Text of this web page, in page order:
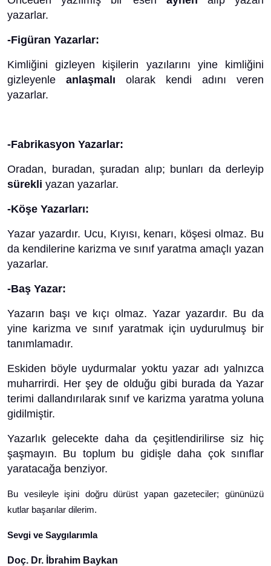
yazarlar.
-Figüran Yazarlar:
Kimliğini gizleyen kişilerin yazılarını yine kimliğini
gizleyenle anlaşmalı olarak kendi adını veren
yazarlar.
-Fabrikasyon Yazarlar:
Oradan, buradan, şuradan alıp; bunları da derleyip
sürekli yazan yazarlar.
-Köşe Yazarları:
Yazar yazardır. Ucu, Kıyısı, kenarı, köşesi olmaz. Bu
da kendilerine karizma ve sınıf yaratma amaçlı yazan
yazarlar.
-Baş Yazar:
Yazarın başı ve kıçı olmaz. Yazar yazardır. Bu da
yine karizma ve sınıf yaratmak için uydurulmuş bir
tanımlamadır.
Eskiden böyle uydurmalar yoktu yazar adı yalnızca
muharrirdi. Her şey de olduğu gibi burada da Yazar
terimi dallandırılarak sınıf ve karizma yaratma yoluna
gidilmiştir.
Yazarlık gelecekte daha da çeşitlendirilirse siz hiç
şaşmayın. Bu toplum bu gidişle daha çok sınıflar
yaratacağa benziyor.
Bu vesileyle işini doğru dürüst yapan gazeteciler; gününüzü
kutlar başarılar dilerim.
Sevgi ve Saygılarımla
Doç. Dr. İbrahim Baykan